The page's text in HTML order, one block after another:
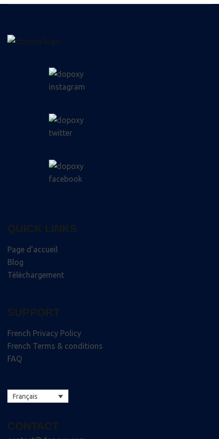
QUICK LINKS
Page d’accueil
Blog
Téléchargement
SUPPORT
French Privacy Policy
French Terms & conditions
FAQ
Français
CONTACT